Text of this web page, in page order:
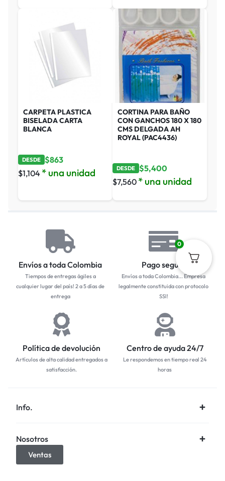
CARPETA PLASTICA
BISELADA CARTA
BLANCA
DESDE $863
$1,104 * una unidad
CORTINA PARA BAÑO
CON GANCHOS 180 X 180
CMS DELGADA AH
ROYAL (PAC4436)
DESDE $5,400
$7,560 * una unidad
Envíos a toda Colombia
Tiempos de entregas ágiles a
cualquier lugar del país! 2 a 5 días de
entrega
Pago seguro
Envíos a toda Colombia... Empresa
legalmente constituida con protocolo
SSl!
Política de devolución
Artículos de alta calidad entregados a
satisfacción.
Centro de ayuda 24/7
Le respondemos en tiempo real 24
horas
Info.
Nosotros
Ventas
0